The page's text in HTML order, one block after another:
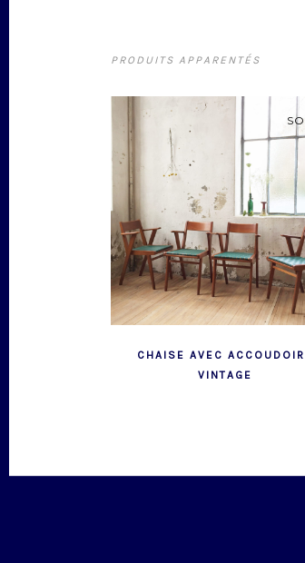
PRODUITS APPARENTÉS
CHAISE AVEC
VINTAGE